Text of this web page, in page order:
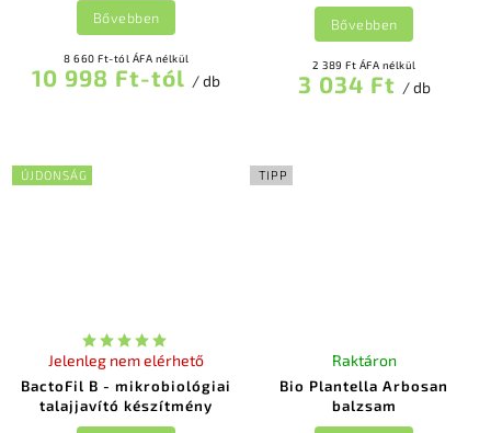
8 660 Ft-tól ÁFA nélkül
10 998 Ft-tól / db
Bővebben
2 389 Ft ÁFA nélkül
3 034 Ft / db
Bővebben
ÚJDONSÁG
BactoFil B - mikrobiológiai
talajjavító készítmény
Jelenleg nem elérhető
TIPP
Bio Plantella Arbosan
balzsam
Raktáron